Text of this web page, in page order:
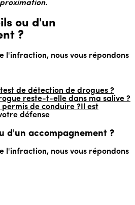
ou d'un
?
l'infraction, nous vous répondons
de détection de drogues ?
reste-t-elle dans ma salive ?
de conduire ? Il est
défense
d'un accompagnement ?
l'infraction, nous vous répondons